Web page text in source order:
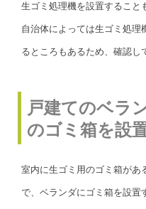
生ゴミ処理機を設置すること
自治体によっては生ゴミ処理
るところもあるため、確認し
戸建てのベラ
のゴミ箱を
室内に生ゴミ用のゴミ箱があ
で、ベランダにゴミ箱を設置